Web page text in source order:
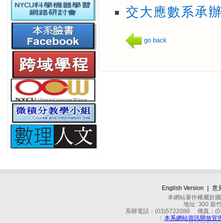
交大應數系承
go back
English Version
意
本網站著作權屬於
地址: 300 新
系辦電話：(03)5722088 傳真：
︱ 本系網站資訊開放宣